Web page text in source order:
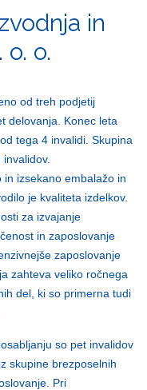
in
o.
od treh podjetij
delovanja. Konec leta
tega 4 invalidi. Skupina
izsekano embalažo in
je kvaliteta izdelkov.
za izvajanje
in zaposlovanje
zaposlovanje
zahteva veliko ročnega
del, ki so primerna tudi
so pet invalidov
skupine brezposelnih
Pri